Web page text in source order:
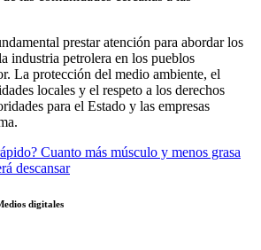
prestar atención para abordar los
industria petrolera en los pueblos
La protección del medio ambiente, el
locales y el respeto a los derechos
para el Estado y las empresas
Cuanto más músculo y menos grasa
descansar
digitales